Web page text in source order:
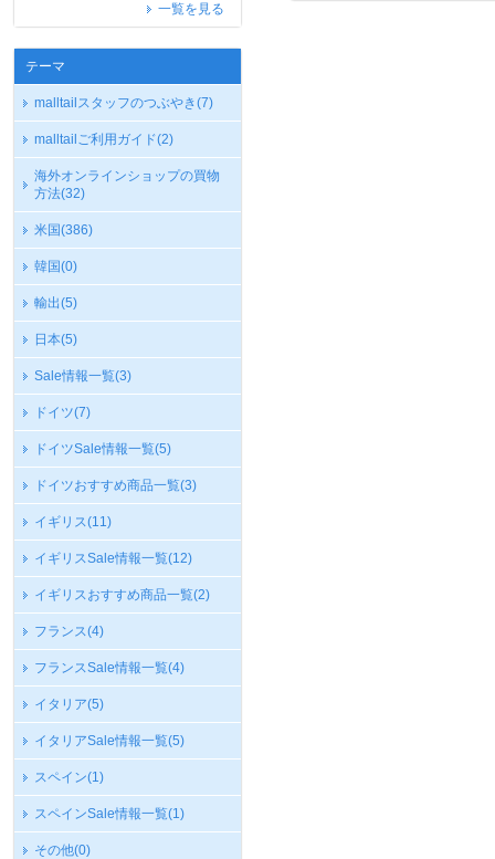
一覧を見る
テーマ
malltailスタッフのつぶやき(7)
malltailご利用ガイド(2)
海外オンラインショップの買物
方法(32)
米国(386)
韓国(0)
輸出(5)
日本(5)
Sale情報一覧(3)
ドイツ(7)
ドイツSale情報一覧(5)
ドイツおすすめ商品一覧(3)
イギリス(11)
イギリスSale情報一覧(12)
イギリスおすすめ商品一覧(2)
フランス(4)
フランスSale情報一覧(4)
イタリア(5)
イタリアSale情報一覧(5)
スペイン(1)
スペインSale情報一覧(1)
その他(0)